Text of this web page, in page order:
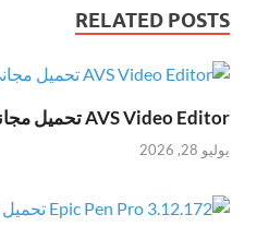
RELATED POSTS
AVS Video Editor تحميل مجاني
يوليو 28, 2026